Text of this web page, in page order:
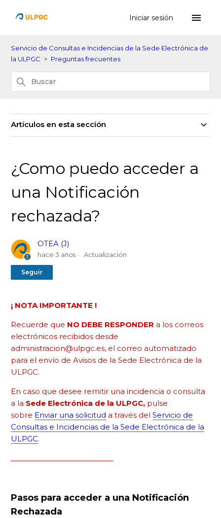
Iniciar sesión
Servicio de Consultas e Incidencias de la Sede Electrónica de
la ULPGC
Preguntas frecuentes
Artículos en esta sección
¿Como puedo acceder a
una Notificación
rechazada?
OTEA (J)
hace 3 años Actualización
Seguir
¡ NOTA IMPORTANTE !
Recuerde que NO DEBE RESPONDER a los correos
electrónicos recibidos desde
administracion@ulpgc.es, el correo automatizado
para el envío de Avisos de la Sede Electrónica de la
ULPGC.
En caso que desee remitir una incidencia o consulta
a la Sede Electrónica de la ULPGC, pulse
sobre Enviar una solicitud a través delServicio de
Consultas e Incidencias de la Sede Electrónica de la
ULPGC.
Pasos para acceder a una Notificación
Rechazada